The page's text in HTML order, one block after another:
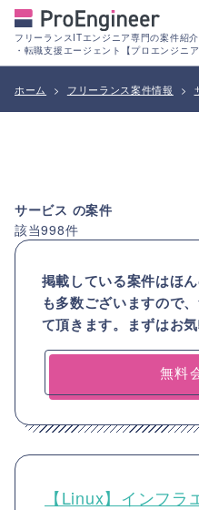
フリーランスITエンジニア専門の案件紹介
・転職支援エージェント【プロエンジニア
ホーム > フリーランス案件情報 >
サービス の案件
該当998件
掲載している案件はほ
も多数ございますので、
て頂きます。まずはお
無料
【Linux】インフ